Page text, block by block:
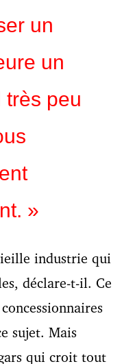
un
un
très peu
»
industrie qui
déclare-t-il. Ce
sujet. Mais
qui croit tout